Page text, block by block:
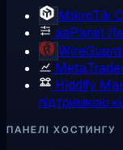
MikroTik
aaPanel
WireGuard
Hiddify
підтримкою
ПАНЕЛІ ХОСТИНГУ